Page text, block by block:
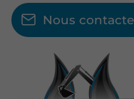
Nous